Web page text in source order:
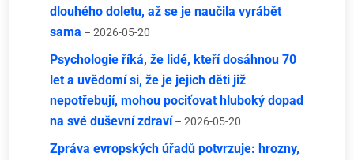
dlouhého doletu, až se je naučila vyrábět
sama – 2026-05-20
Psychologie říká, že lidé, kteří dosáhnou 70
let a uvědomí si, že je jejich děti již
nepotřebují, mohou pociťovat hluboký dopad
na své duševní zdraví – 2026-05-20
Zpráva evropských úřadů potvrzuje: hrozny,